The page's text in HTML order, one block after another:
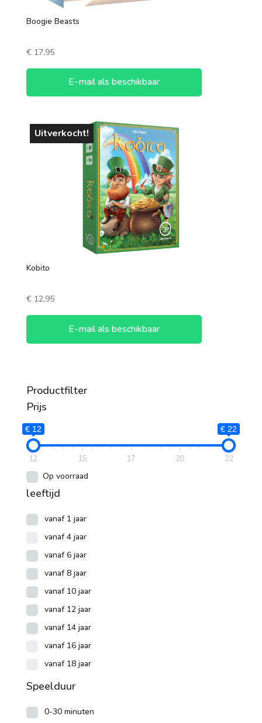
Boogie Beasts
€17,95
E-mail als beschikbaar
Uitverkocht!
Kobito
€12,95
E-mail als beschikbaar
Productfilter
Prijs
€ 12 € 22
12 15 17 20 22
Op voorraad
leeftijd
vanaf 1 jaar
vanaf 4 jaar
vanaf 6 jaar
vanaf 8 jaar
vanaf 10 jaar
vanaf 12 jaar
vanaf 14 jaar
vanaf 16 jaar
vanaf 18 jaar
Speelduur
0-30 minuten